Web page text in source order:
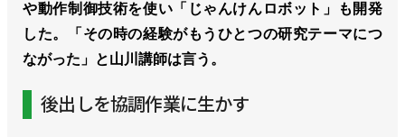
や動作制御技術を使い「じゃんけんロボット」も開発
した。「その時の経験がもうひとつの研究テーマにつ
ながった」と山川講師は言う。
後出しを協調作業に生かす